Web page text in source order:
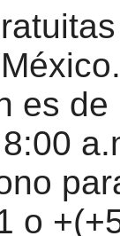
es de
o